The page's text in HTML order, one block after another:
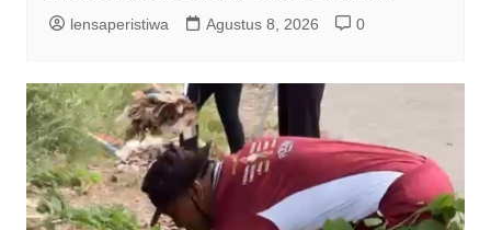
lensaperistiwa Agustus 8, 2026 0